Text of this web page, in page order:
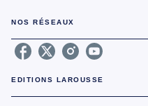
NOS RÉSEAUX
EDITIONS LAROUSSE